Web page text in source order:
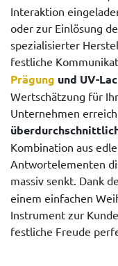
Interaktion
oder zur Einlösung
spezialisierter
festliche
Prägung und UV-
Wertschätzung für
Unternehmen
Kombination aus
Antwortelementen
massiv senkt. Dank
einem einfachen
Instrument zur
festliche Freude